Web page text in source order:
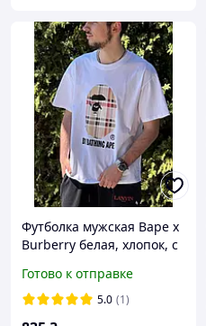
Футболка мужская Bape x
Burberry белая, хлопок, с
streetwear, oversize,
легкая, дышащая,
Готово к отправке
5.0 (1)